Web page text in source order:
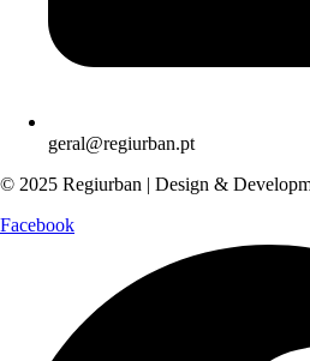
geral@regiurban.pt
© 2025 Regiurban | Design &
Facebook